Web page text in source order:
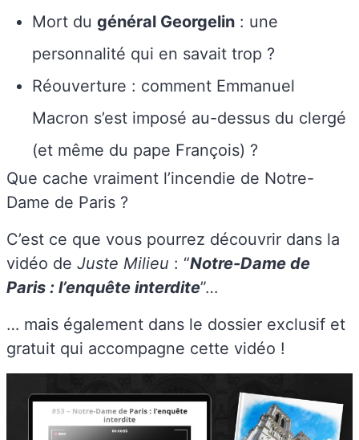
Mort du général Georgelin : une
personnalité qui en savait trop ?
Réouverture : comment Emmanuel
Macron s’est imposé au-dessus du clergé
(et même du pape François) ?
Que cache vraiment l’incendie de Notre-
Dame de Paris ?
C’est ce que vous pourrez découvrir dans la
vidéo de Juste Milieu : “Notre-Dame de
Paris : l’enquête interdite”…
… mais également dans le dossier exclusif et
gratuit qui accompagne cette vidéo !